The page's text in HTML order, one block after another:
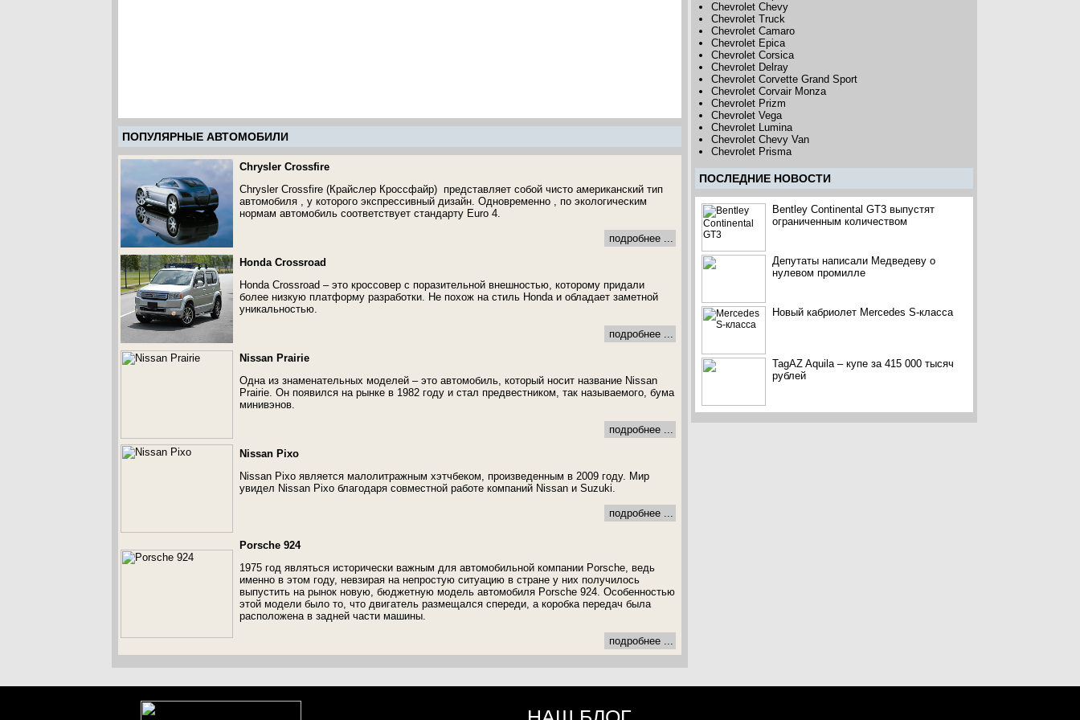
ПОПУЛЯРНЫЕ АВТОМОБИЛИ
Chrysler Crossfire
Chrysler Crossfire (Крайслер Кроссфайр) представляет собой чисто американский тип
автомобиля , у которого экспрессивный дизайн. Одновременно , по экологическим
нормам автомобиль соответствует стандарту Euro 4.
подробнее ...
Honda Crossroad
Honda Crossroad – это кроссовер с поразительной внешностью, которому придали
более низкую платформу разработки. Не похож на стиль Honda и обладает заметной
уникальностью.
подробнее ...
Nissan Prairie
Одна из знаменательных моделей – это автомобиль, который носит название Nissan
Prairie. Он появился на рынке в 1982 году и стал предвестником, так называемого, бума
минивэнов.
подробнее ...
Nissan Pixo
Nissan Pixo является малолитражным хэтчбеком, произведенным в 2009 году. Мир
увидел Nissan Pixo благодаря совместной работе компаний Nissan и Suzuki.
подробнее ...
Porsche 924
1975 год являться исторически важным для автомобильной компании Porsche, ведь
именно в этом году, невзирая на непростую ситуацию в стране у них получилось
выпустить на рынок новую, бюджетную модель автомобиля Porsche 924. Особенностью
этой модели было то, что двигатель размещался спереди, а коробка передач была
расположена в задней части машины.
подробнее ...
Chevrolet Chevy
Chevrolet Truck
Chevrolet Camaro
Chevrolet Epica
Chevrolet Corsica
Chevrolet Delray
Chevrolet Corvette Grand Sport
Chevrolet Corvair Monza
Chevrolet Prizm
Chevrolet Vega
Chevrolet Lumina
Chevrolet Chevy Van
Chevrolet Prisma
ПОCЛЕДНИЕ НОВОСТИ
Bentley Continental GT3 выпустят
ограниченным количеством
Депутаты написали Медведеву о
нулевом промилле
Новый кабриолет Mercedes S-класса
TagAZ Aquila – купе за 415 000 тысяч
рублей